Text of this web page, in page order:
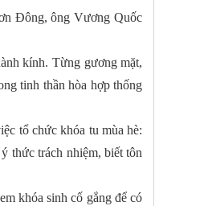
Đông, ông Vương Quốc
kính. Từng gương mặt,
tinh thần hòa hợp thống
tổ chức khóa tu mùa hè:
thức trách nhiệm, biết tôn
khóa sinh cố gắng để có